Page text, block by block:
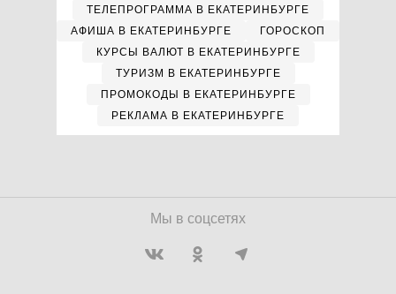
ТЕЛЕПРОГРАММА В ЕКАТЕРИНБУРГЕ
АФИША В ЕКАТЕРИНБУРГЕ
ГОРОСКОП
КУРСЫ ВАЛЮТ В ЕКАТЕРИНБУРГЕ
ТУРИЗМ В ЕКАТЕРИНБУРГЕ
ПРОМОКОДЫ В ЕКАТЕРИНБУРГЕ
РЕКЛАМА В ЕКАТЕРИНБУРГЕ
Мы в соцсетях